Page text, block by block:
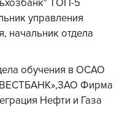
ТОП-5
управления
начальник отдела
обучения в ОСАО
Фирма
Нефти и Газа